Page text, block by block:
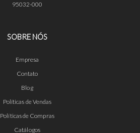
95032-000
SOBRE NÓS
Empresa
Contato
Blog
Políticas de Vendas
Políticas de Compras
Catálogos